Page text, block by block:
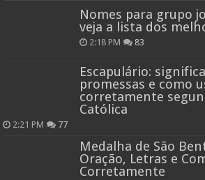
Nomes para grupo
veja a lista dos
2:18 PM 83
Escapulário:
promessas e como
corretamente
Católica
2:21 PM 77
Medalha de São
Oração, Letras e
Corretamente